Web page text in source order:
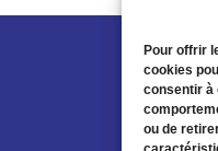
Pour offrir
cookies
consentir à
ou de